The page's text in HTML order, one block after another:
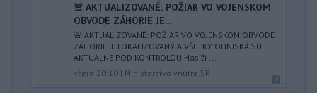
🚨 AKTUALIZOVANÉ: POŽIAR VO VOJENSKOM
OBVODE ZÁHORIE JE...
🚨 AKTUALIZOVANÉ: POŽIAR VO VOJENSKOM OBVODE
ZÁHORIE JE LOKALIZOVANÝ A VŠETKY OHNISKÁ SÚ
AKTUÁLNE POD KONTROLOU Hasiči ...
včera 20:10 | Ministerstvo vnútra SR